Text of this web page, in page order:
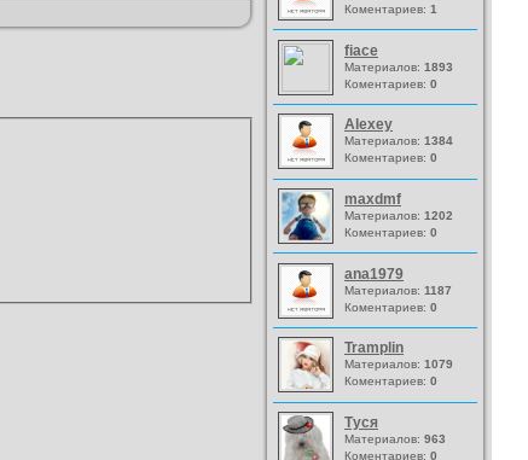
Коментариев: 1
fiace
Материалов: 1893
Коментариев: 0
Alexey
Материалов: 1384
Коментариев: 0
maxdmf
Материалов: 1202
Коментариев: 0
ana1979
Материалов: 1187
Коментариев: 0
Tramplin
Материалов: 1079
Коментариев: 0
Туся
Материалов: 963
Коментариев: 0